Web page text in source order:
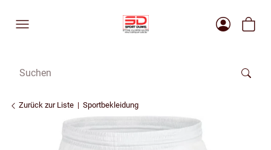
Zurück zur Liste Sportbekleidung